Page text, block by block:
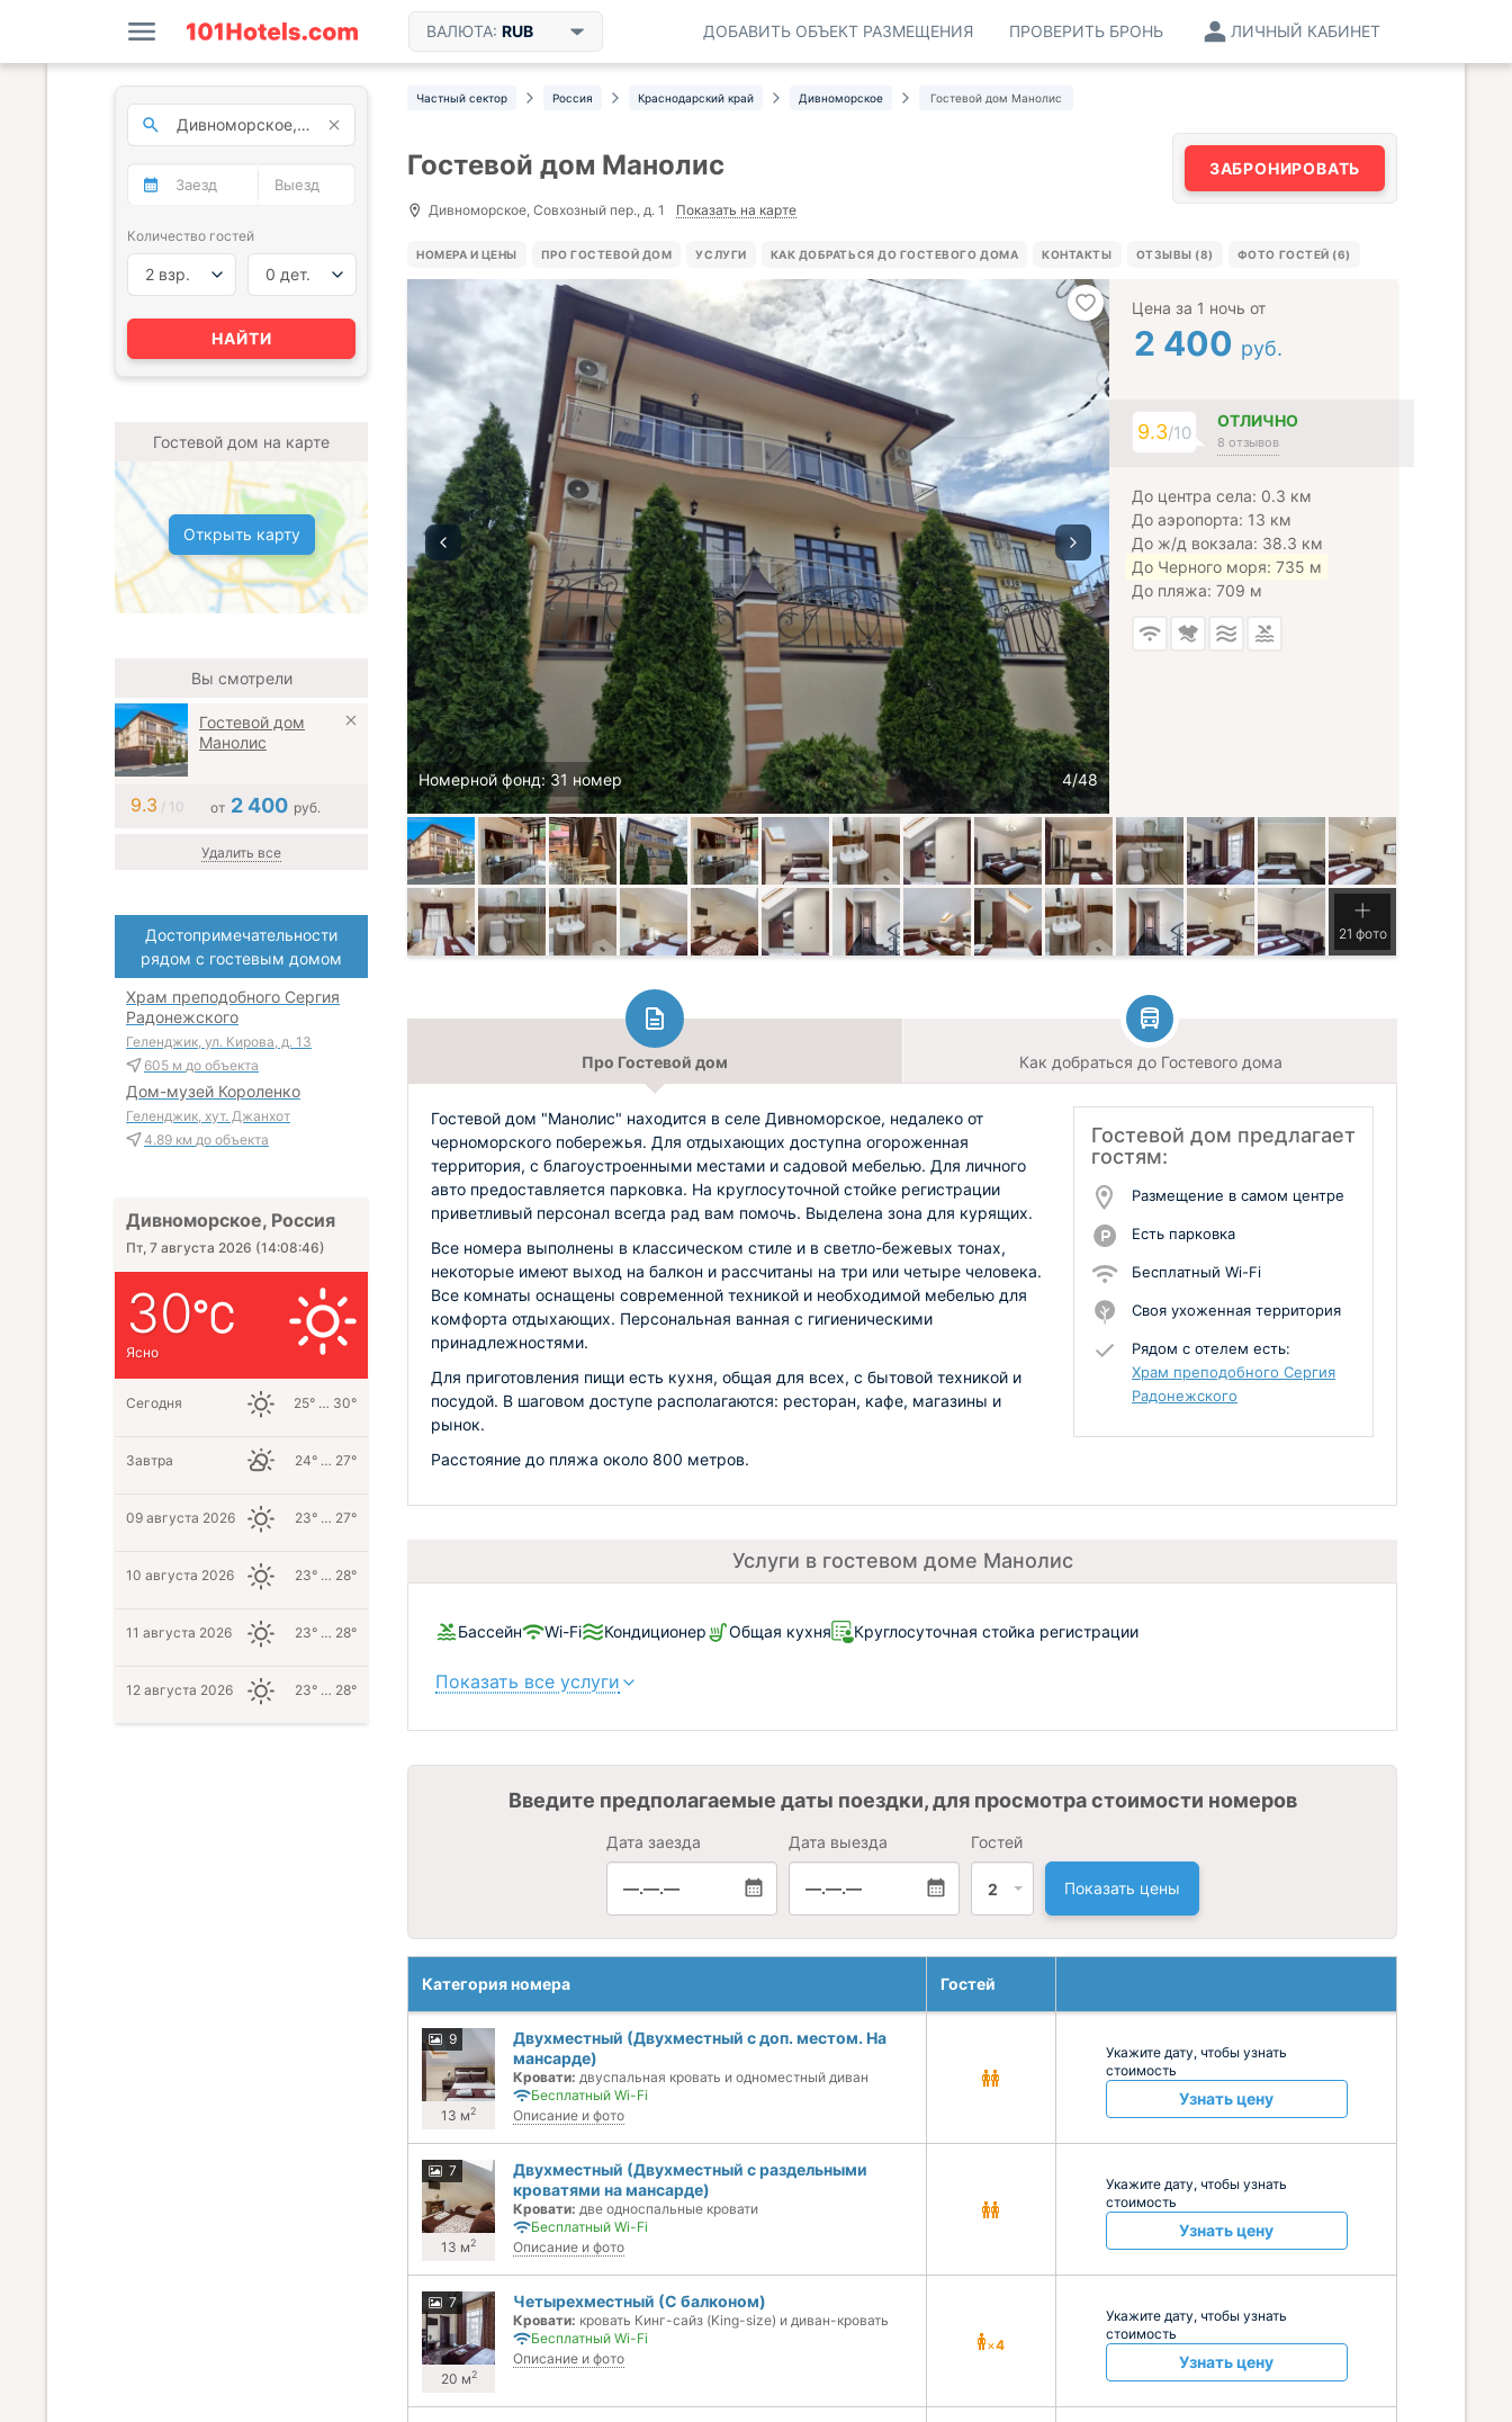
ВАЛЮТА: RUB ЛИЧНЫЙ КАБИНЕТ
ПРОВЕРИТЬ БРОНЬ
ДОБАВИТЬ ОБЪЕКТ РАЗМЕЩЕНИЯ
Частный сектор Россия Краснодарский край Дивноморское Гостевой дом Манолис
Гостевой дом Манолис
Дивноморское, Совхозный пер., д. 1 Показать на карте
ЗАБРОНИРОВАТЬ
НОМЕРА И ЦЕНЫ ПРО ГОСТЕВОЙ ДОМ УСЛУГИ КАК ДОБРАТЬСЯ ДО ГОСТЕВОГО ДОМА КОНТАКТЫ ОТЗЫВЫ (8) ФОТО ГОСТЕЙ (6)
Номерной фонд: 31 номер
Цена за 1 ночь от
2 400 руб.
9.3/10
ОТЛИЧНО
8 отзывов
До центра села: 0.3 км
До аэропорта: 13 км
До ж/д вокзала: 38.3 км
До Черного моря: 735 м
До пляжа: 709 м
21 фото
Про Гостевой дом Как добраться до Гостевого дома
Гостевой дом предлагает
гостям:
Размещение в самом центре
Есть парковка
Бесплатный Wi-Fi
Своя ухоженная территория
Рядом с отелем есть:
Храм преподобного Сергия
Радонежского
Гостевой дом "Манолис" находится в селе Дивноморское, недалеко от
черноморского побережья. Для отдыхающих доступна огороженная
территория, с благоустроенными местами и садовой мебелью. Для личного
авто предоставляется парковка. На круглосуточной стойке регистрации
приветливый персонал всегда рад вам помочь. Выделена зона для курящих.
Все номера выполнены в классическом стиле и в светло-бежевых тонах,
некоторые имеют выход на балкон и рассчитаны на три или четыре человека.
Все комнаты оснащены современной техникой и необходимой мебелью для
комфорта отдыхающих. Персональная ванная с гигиеническими
принадлежностями.
Для приготовления пищи есть кухня, общая для всех, с бытовой техникой и
посудой. В шаговом доступе располагаются: ресторан, кафе, магазины и
рынок.
Расстояние до пляжа около 800 метров.
Услуги в гостевом доме Манолис
Бассейн Wi-Fi Кондиционер Общая кухня Круглосуточная стойка регистрации
Показать все услуги
Введите предполагаемые даты поездки, для просмотра стоимости номеров
Дата заезда
—.—.—
Дата выезда
—.—.—
Гостей
2 Показать цены
Категория номера Гостей
9
13 м2
Двухместный (Двухместный с доп. местом. На
мансарде)
Кровати: двуспальная кровать и одноместный диван
Бесплатный Wi-Fi
Описание и фото
Укажите дату, чтобы узнать
стоимость
Узнать цену
7
13 м2
Двухместный (Двухместный с раздельными
кроватями на мансарде)
Кровати: две односпальные кровати
Бесплатный Wi-Fi
Описание и фото
Укажите дату, чтобы узнать
стоимость
Узнать цену
7
20 м2
Четырехместный (С балконом)
Кровати: кровать Кинг-сайз (King-size) и диван-кровать
Бесплатный Wi-Fi
Описание и фото
×4
Укажите дату, чтобы узнать
стоимость
Узнать цену
Количество гостей
2 взр. 0 дет.
НАЙТИ
Гостевой дом на карте
Открыть карту
Вы смотрели
Гостевой дом
Манолис
9.3 / 10 от 2 400 руб.
Удалить все
Достопримечательности
рядом с гостевым домом
Храм преподобного Сергия
Радонежского
Геленджик, ул. Кирова, д. 13
605 м до объекта
Дом-музей Короленко
Геленджик, хут. Джанхот
4.89 км до объекта
Дивноморское, Россия
Пт, 7 августа 2026 (14:08:47)
30
Ясно
Сегодня 25° … 30°
Завтра 24° … 27°
09 августа 2026 23° … 27°
10 августа 2026 23° … 28°
11 августа 2026 23° … 28°
12 августа 2026 23° … 28°